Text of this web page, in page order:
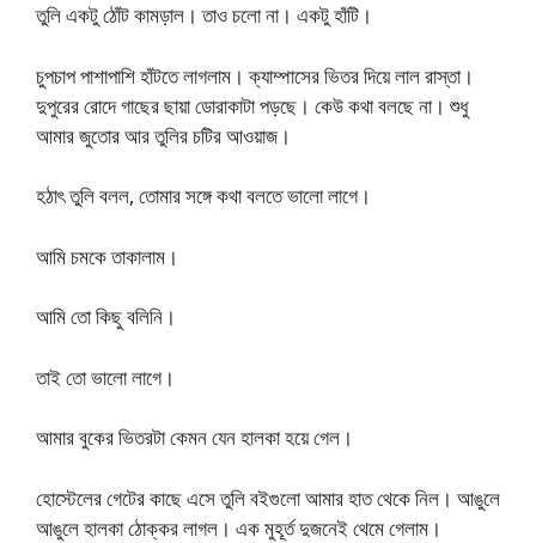
তুলি একটু ঠোঁট কামড়াল। তাও চলো না। একটু হাঁটি।
চুপচাপ পাশাপাশি হাঁটতে লাগলাম। ক্যাম্পাসের ভিতর দিয়ে লাল রাস্তা।
দুপুরের রোদে গাছের ছায়া ডোরাকাটা পড়ছে। কেউ কথা বলছে না। শুধু
আমার জুতোর আর তুলির চটির আওয়াজ।
হঠাৎ তুলি বলল, তোমার সঙ্গে কথা বলতে ভালো লাগে।
আমি চমকে তাকালাম।
আমি তো কিছু বলিনি।
তাই তো ভালো লাগে।
আমার বুকের ভিতরটা কেমন যেন হালকা হয়ে গেল।
হোস্টেলের গেটের কাছে এসে তুলি বইগুলো আমার হাত থেকে নিল। আঙুলে
আঙুলে হালকা ঠোক্কর লাগল। এক মুহূর্ত দুজনেই থেমে গেলাম।